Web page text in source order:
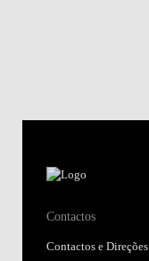
Contactos
Contactos e Direções